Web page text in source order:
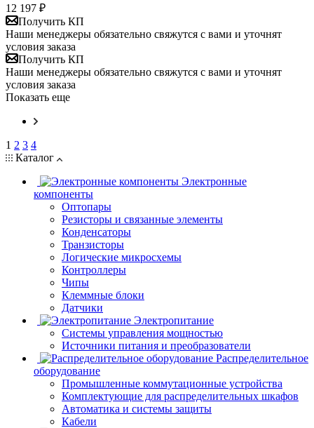
12 197 ₽
Получить КП
Наши менеджеры обязательно свяжутся с вами и уточнят
условия заказа
Получить КП
Наши менеджеры обязательно свяжутся с вами и уточнят
условия заказа
Показать еще
1 2 3 4
Каталог
Электронные
компоненты
Оптопары
Резисторы и связанные элементы
Конденсаторы
Транзисторы
Логические микросхемы
Контроллеры
Чипы
Клеммные блоки
Датчики
Электропитание
Системы управления мощностью
Источники питания и преобразователи
Распределительное
оборудование
Промышленные коммутационные устройства
Комплектующие для распределительных шкафов
Автоматика и системы защиты
Кабели